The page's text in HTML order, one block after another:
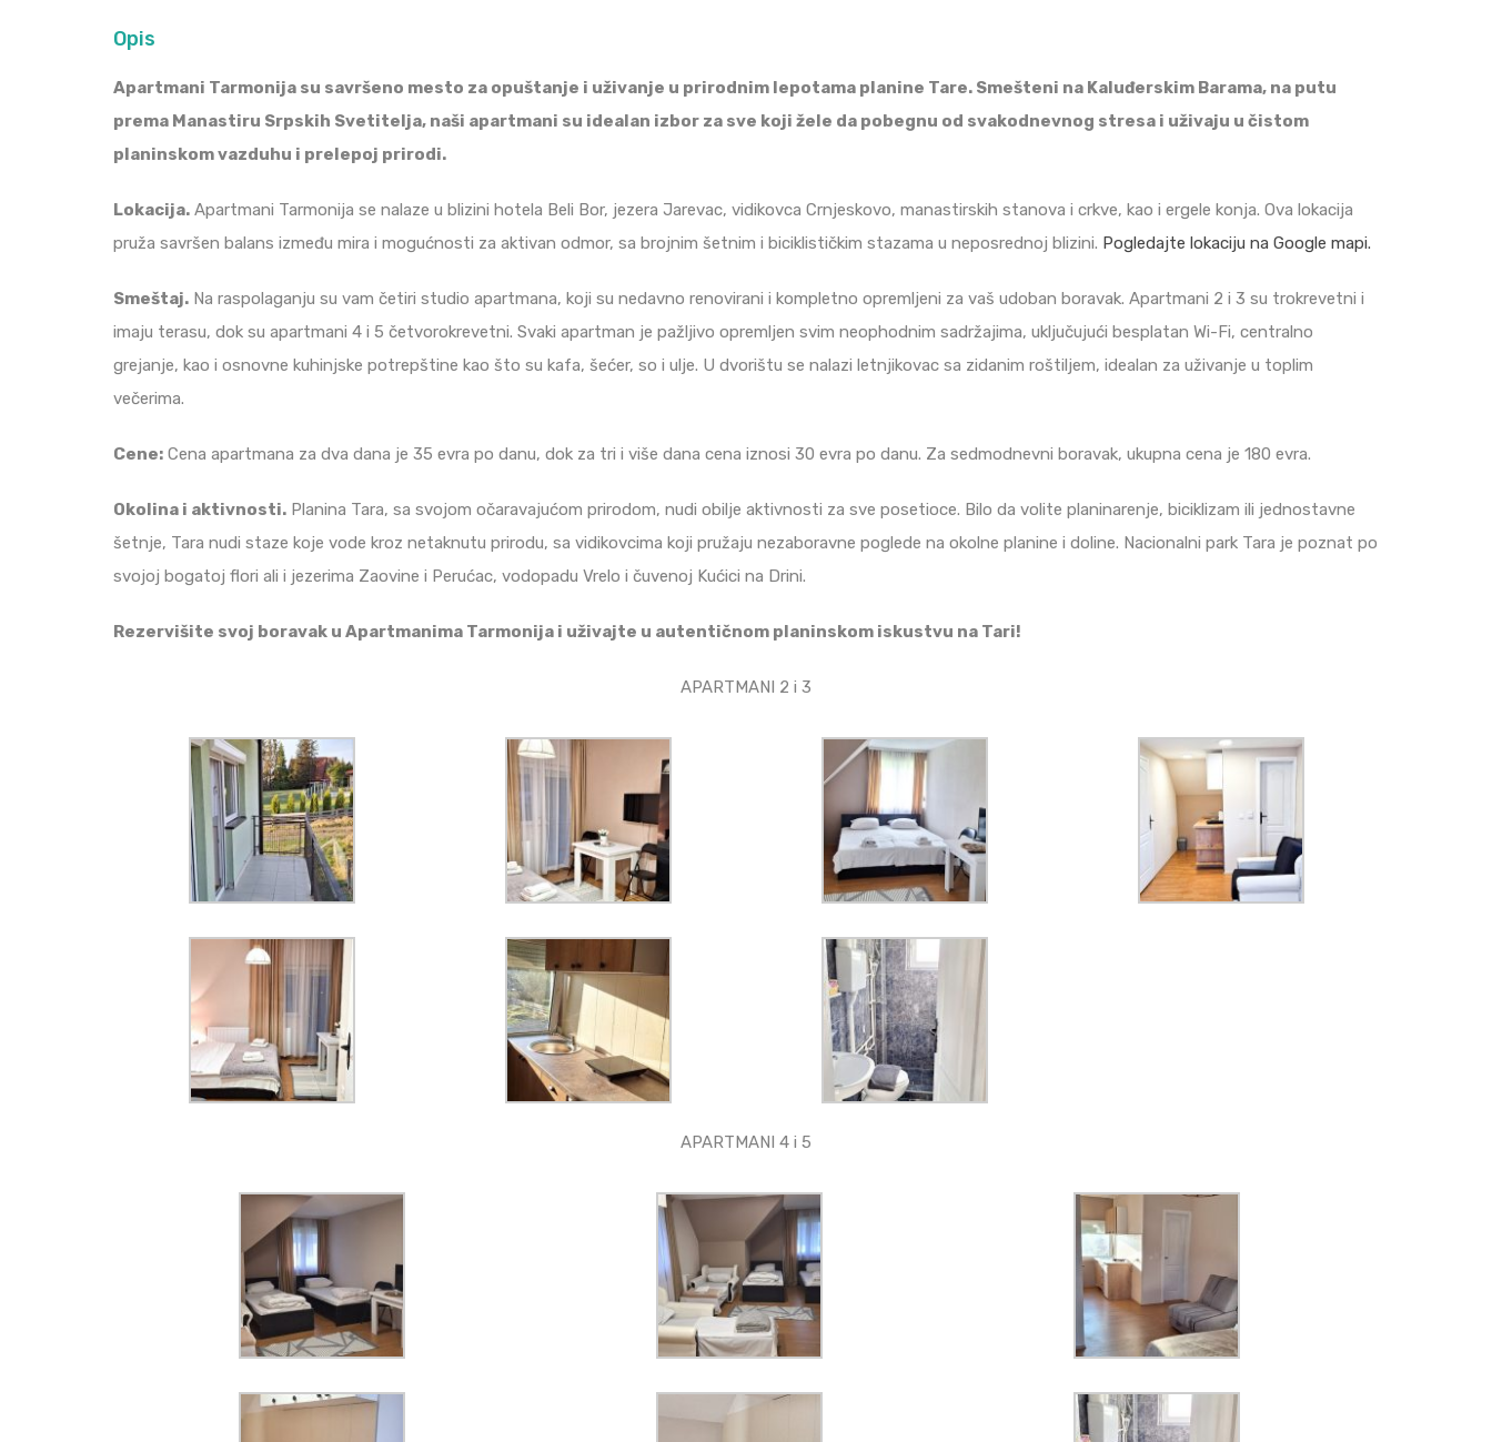
Opis
Apartmani Tarmonija su savršeno mesto za opuštanje i uživanje u prirodnim lepotama planine Tare. Smešteni na Kaluđerskim Barama, na putu
prema Manastiru Srpskih Svetitelja, naši apartmani su idealan izbor za sve koji žele da pobegnu od svakodnevnog stresa i uživaju u čistom
planinskom vazduhu i prelepoj prirodi.
Lokacija. Apartmani Tarmonija se nalaze u blizini hotela Beli Bor, jezera Jarevac, vidikovca Crnjeskovo, manastirskih stanova i crkve, kao i ergele konja. Ova lokacija
pruža savršen balans između mira i mogućnosti za aktivan odmor, sa brojnim šetnim i biciklističkim stazama u neposrednoj blizini. Pogledajte lokaciju na Google mapi.
Smeštaj. Na raspolaganju su vam četiri studio apartmana, koji su nedavno renovirani i kompletno opremljeni za vaš udoban boravak. Apartmani 2 i 3 su trokrevetni i
imaju terasu, dok su apartmani 4 i 5 četvorokrevetni. Svaki apartman je pažljivo opremljen svim neophodnim sadržajima, uključujući besplatan Wi-Fi, centralno
grejanje, kao i osnovne kuhinjske potrepštine kao što su kafa, šećer, so i ulje. U dvorištu se nalazi letnjikovac sa zidanim roštiljem, idealan za uživanje u toplim
večerima.
Cene: Cena apartmana za dva dana je 35 evra po danu, dok za tri i više dana cena iznosi 30 evra po danu. Za sedmodnevni boravak, ukupna cena je 180 evra.
Okolina i aktivnosti. Planina Tara, sa svojom očaravajućom prirodom, nudi obilje aktivnosti za sve posetioce. Bilo da volite planinarenje, biciklizam ili jednostavne
šetnje, Tara nudi staze koje vode kroz netaknutu prirodu, sa vidikovcima koji pružaju nezaboravne poglede na okolne planine i doline. Nacionalni park Tara je poznat po
svojoj bogatoj flori ali i jezerima Zaovine i Perućac, vodopadu Vrelo i čuvenoj Kućici na Drini.
Rezervišite svoj boravak u Apartmanima Tarmonija i uživajte u autentičnom planinskom iskustvu na Tari!
APARTMANI 2 i 3
APARTMANI 4 i 5